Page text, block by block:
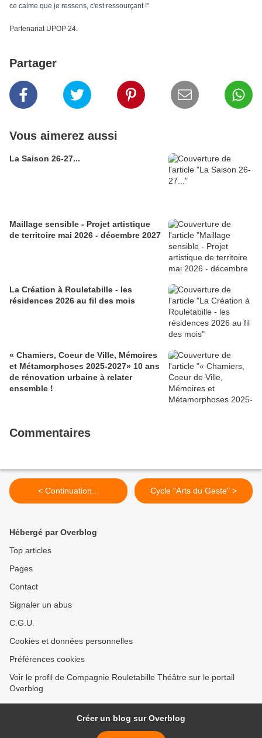
ce calme que je ressens, c'est ressourçant !"
Partenariat UPOP 24.
Partager
Vous aimerez aussi
La Saison 26-27...
Maillage sensible - Projet artistique
de territoire mai 2026 - décembre 2027
La Création à Rouletabille - les
résidences 2026 au fil des mois
« Chamiers, Coeur de Ville, Mémoires
et Métamorphoses 2025-2027» 10 ans
de rénovation urbaine à relater
ensemble !
Commentaires
< Continuation... Cycle "Arts du Geste" >
Hébergé par Overblog
Top articles
Pages
Contact
Signaler un abus
C.G.U.
Cookies et données personnelles
Préférences cookies
Voir le profil de Compagnie Rouletabille Théâtre sur le portail
Overblog
Créer un blog sur Overblog